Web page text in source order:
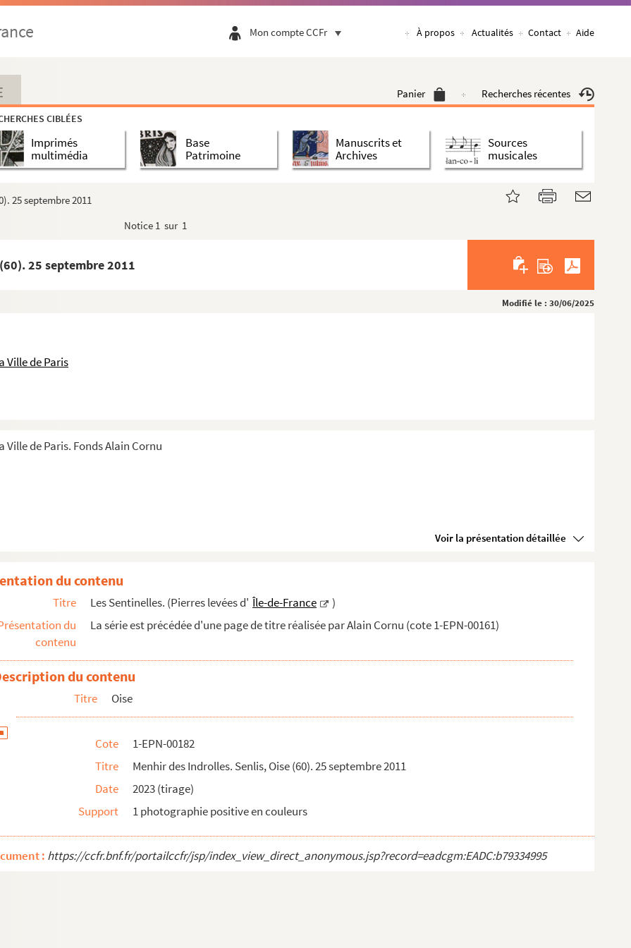
Mon compte CCFr À propos Actualités Contact Aide
Panier Recherches récentes
CIBLÉES
Imprimés
multimédia
Base
Patrimoine
Manuscrits et
Archives
Sources
musicales
25 septembre 2011
Notice 1 sur 1
25 septembre 2011
Modifié le : 30/06/2025
Ville de Paris
de Paris. Fonds Alain Cornu
Voir la présentation détaillée
Oise (60). 25 octobre 2011
2011
(60).17 octobre 2011
25 octobre 2011
(60). 12 octobre 2011
(60). 27 septembre 2011
2011
du contenu
Titre Les Sentinelles. (Pierres levées d' Île-de-France
)
du
contenu
La série est précédée d'une page de titre réalisée par Alain Cornu (cote 1-EPN-00161)
du contenu
Titre Oise
Cote
1-EPN-00182
Titre
Menhir des Indrolles. Senlis, Oise (60). 25 septembre 2011
Date
2023 (tirage)
Support
1 photographie positive en couleurs
: https://ccfr.bnf.fr/portailccfr/jsp/index_view_direct_anonymous.jsp?record=eadcgm:EADC:b79334995